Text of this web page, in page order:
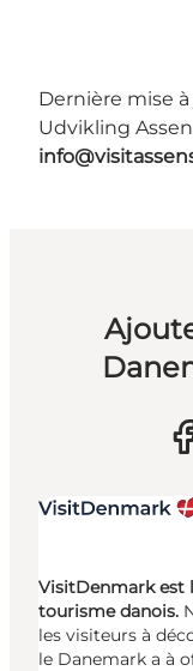
Dernière mise à
Udvikling
VisitDenmark est
tourisme danois.
les visiteurs à
le Danemark a à